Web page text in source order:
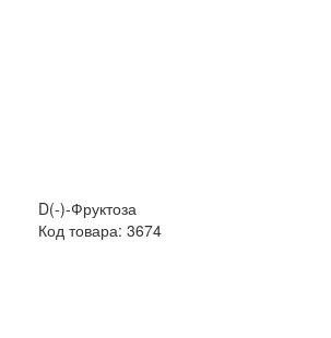
D(-)-Фруктоза
Код товара: 3674